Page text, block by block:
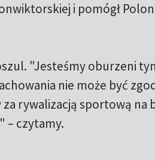
i pomógł
"Jesteśmy oburzeni
nie może być
rywalizacją sportową na
– czytamy.